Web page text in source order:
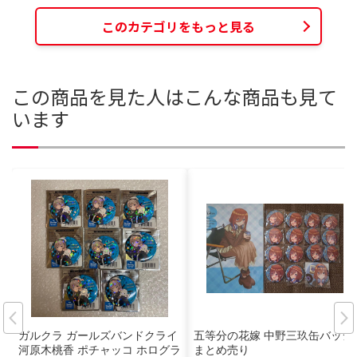
このカテゴリをもっと見る
この商品を見た人はこんな商品も見て
います
ガルクラ ガールズバンドクライ
河原木桃香 ポチャッコ ホログラ
五等分の花嫁 中野三玖缶バッジ
まとめ売り